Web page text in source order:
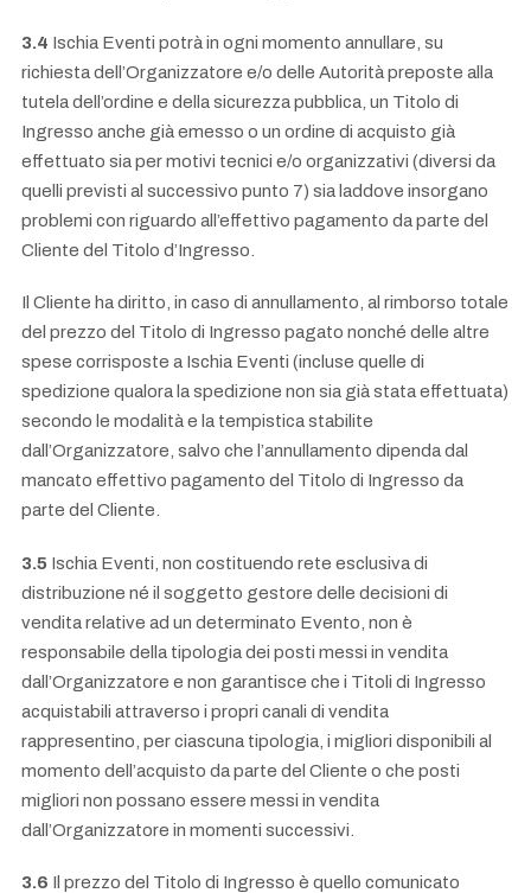
3.4 Ischia Eventi potrà in ogni momento annullare, su
richiesta dell’Organizzatore e/o delle Autorità preposte alla
tutela dell’ordine e della sicurezza pubblica, un Titolo di
Ingresso anche già emesso o un ordine di acquisto già
effettuato sia per motivi tecnici e/o organizzativi (diversi da
quelli previsti al successivo punto 7) sia laddove insorgano
problemi con riguardo all’effettivo pagamento da parte del
Cliente del Titolo d’Ingresso.
Il Cliente ha diritto, in caso di annullamento, al rimborso totale
del prezzo del Titolo di Ingresso pagato nonché delle altre
spese corrisposte a Ischia Eventi (incluse quelle di
spedizione qualora la spedizione non sia già stata effettuata)
secondo le modalità e la tempistica stabilite
dall’Organizzatore, salvo che l’annullamento dipenda dal
mancato effettivo pagamento del Titolo di Ingresso da
parte del Cliente.
3.5 Ischia Eventi, non costituendo rete esclusiva di
distribuzione né il soggetto gestore delle decisioni di
vendita relative ad un determinato Evento, non è
responsabile della tipologia dei posti messi in vendita
dall’Organizzatore e non garantisce che i Titoli di Ingresso
acquistabili attraverso i propri canali di vendita
rappresentino, per ciascuna tipologia, i migliori disponibili al
momento dell’acquisto da parte del Cliente o che posti
migliori non possano essere messi in vendita
dall’Organizzatore in momenti successivi.
3.6 Il prezzo del Titolo di Ingresso è quello comunicato